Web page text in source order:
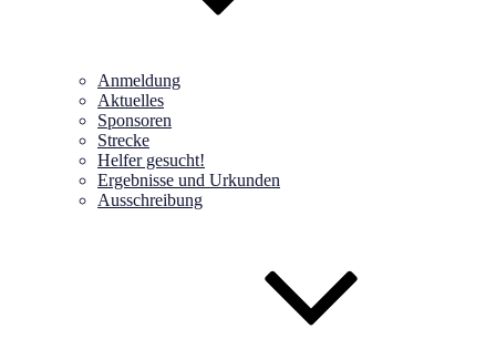
Anmeldung
Aktuelles
Sponsoren
Strecke
Helfer gesucht!
Ergebnisse und Urkunden
Ausschreibung